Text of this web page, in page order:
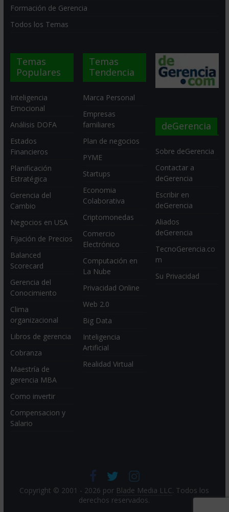
Formación de Gerencia
Todos los Temas
Temas
Populares
Inteligencia
Emocional
Análisis DOFA
Estados
Financieros
Planificación
Estratégica
Gerencia del
Cambio
Negocios en USA
Fijación de Precios
Balanced
Scorecard
Gerencia del
Conocimiento
Clima
organizacional
Libros de gerencia
Cobranza
Maestría de
gerencia MBA
Como invertir
Compensacion y
Salario
Temas
Tendencia
Marca Personal
Empresas
familiares
Plan de negocios
PYME
Startups
Economia
Colaborativa
Criptomonedas
Comercio
Electrónico
Computación en
La Nube
Privacidad Online
Web 2.0
Big Data
Inteligencia
Artificial
Realidad Virtual
deGerencia
Sobre deGerencia
Contactar a
deGerencia
Escribir en
deGerencia
Aliados
deGerencia
TecnoGerencia.co
m
Su Privacidad
Copyright © 2001 - 2026 por Blade Media LLC. Todos los
derechos reservados.